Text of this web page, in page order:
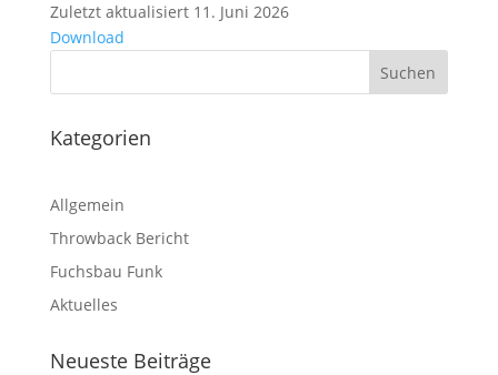
Zuletzt aktualisiert 11. Juni 2026
Download
Kategorien
Allgemein
Throwback Bericht
Fuchsbau Funk
Aktuelles
Neueste Beiträge